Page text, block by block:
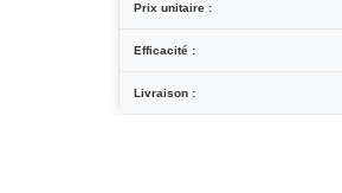
Prix unitaire :
Efficacité :
Livraison :